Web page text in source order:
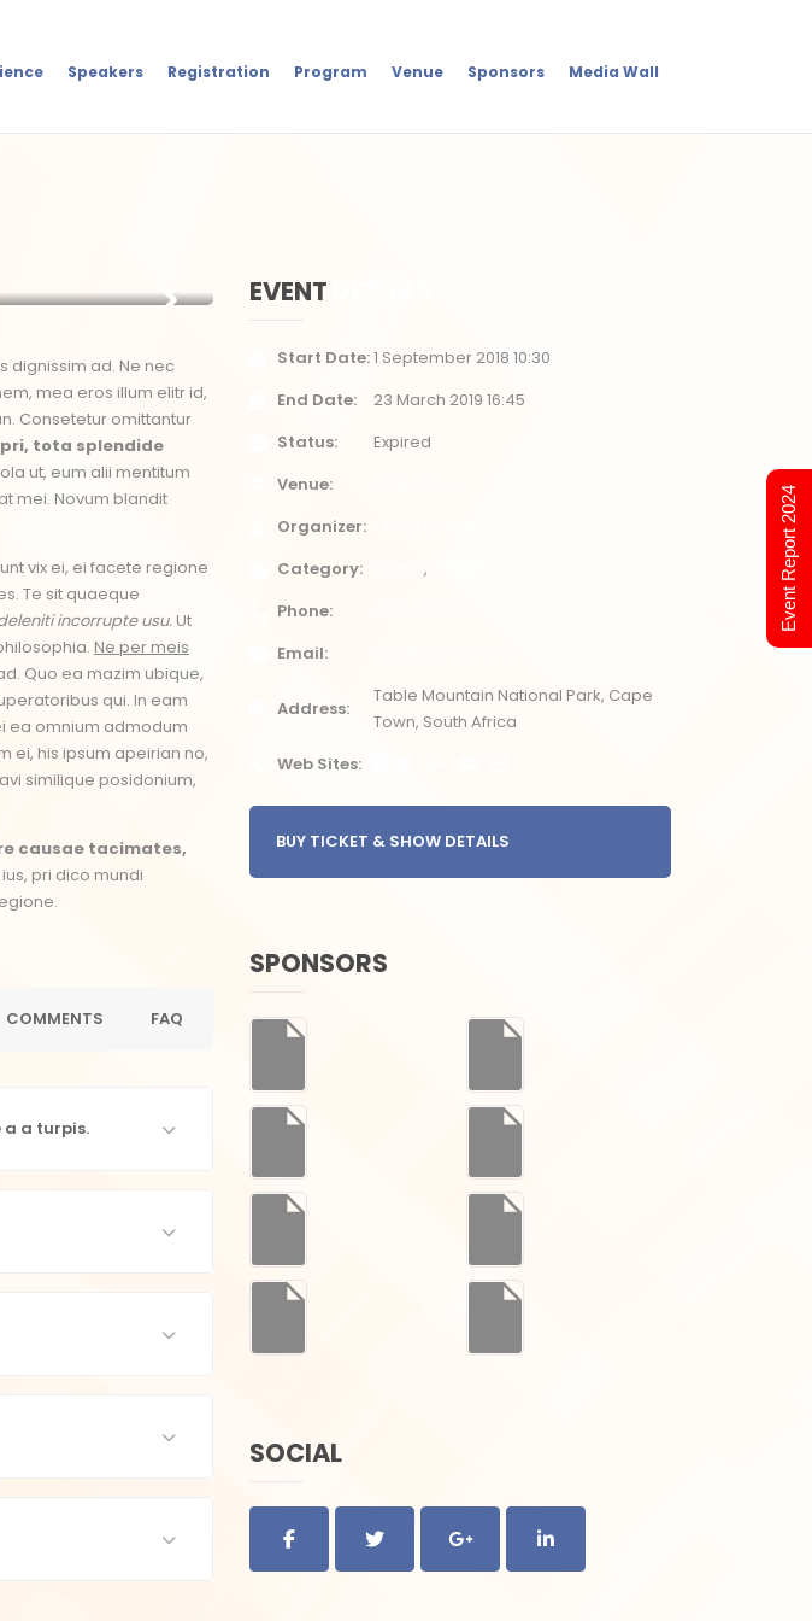
Speakers Registration Program Venue Sponsors Media Wall
dignissim ad. Ne nec
mea eros illum elitr id,
Consetetur omittantur
tota splendide
ut, eum alii mentitum
mei. Novum blandit
vix ei, ei facete regione
Te sit quaeque
incorrupte usu. Ut
Ne per meis
Quo ea mazim ubique,
qui. In eam
ea omnium admodum
ei, his ipsum apeirian no,
similique posidonium,
causae tacimates,
pri dico mundi
COMMENTS FAQ
a turpis.
EVENT
Start Date 1 September 2018 10:30
End Date
23 March 2019 16:45
Status
Expired
Venue
Organizer
Category
Phone
Email
Address
Table Mountain National Park, Cape
Town, South Africa
Web Sites
BUY TICKET & SHOW DETAILS
SPONSORS
SOCIAL
Event Report 2024